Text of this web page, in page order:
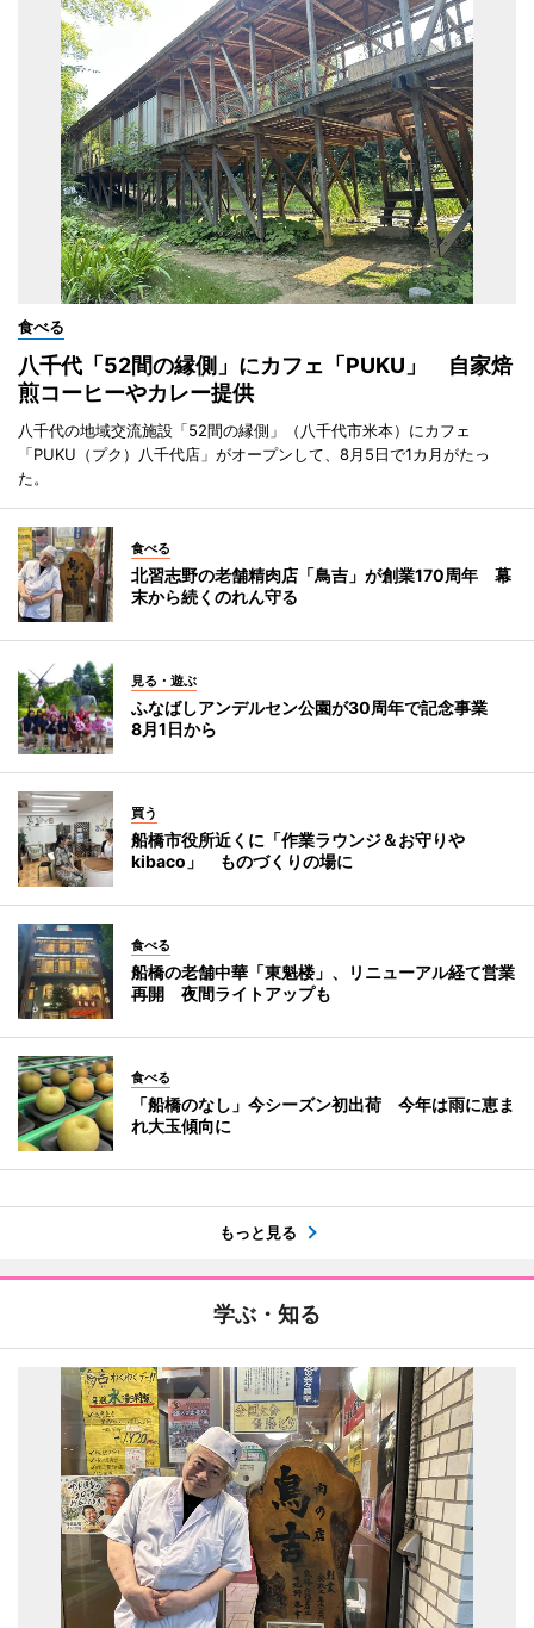
食べる
八千代「52間の縁側」にカフェ「PUKU」 自家焙
煎コーヒーやカレー提供
八千代の地域交流施設「52間の縁側」（八千代市米本）にカフェ
「PUKU（プク）八千代店」がオープンして、8月5日で1カ月がたっ
た。
食べる
北習志野の老舗精肉店「鳥吉」が創業170周年 幕
末から続くのれん守る
見る・遊ぶ
ふなばしアンデルセン公園が30周年で記念事業
8月1日から
買う
船橋市役所近くに「作業ラウンジ＆お守りや
kibaco」 ものづくりの場に
食べる
船橋の老舗中華「東魁楼」、リニューアル経て営業
再開 夜間ライトアップも
食べる
「船橋のなし」今シーズン初出荷 今年は雨に恵ま
れ大玉傾向に
もっと見る
学ぶ・知る